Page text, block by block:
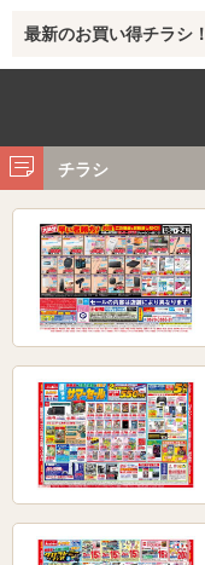
最新のお買い得チラシ
チラシ